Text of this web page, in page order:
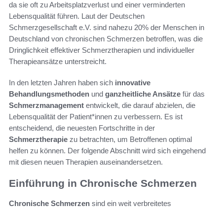
da sie oft zu Arbeitsplatzverlust und einer verminderten
Lebensqualität führen. Laut der Deutschen
Schmerzgesellschaft e.V. sind nahezu 20% der Menschen in
Deutschland von chronischen Schmerzen betroffen, was die
Dringlichkeit effektiver Schmerztherapien und individueller
Therapieansätze unterstreicht.
In den letzten Jahren haben sich innovative
Behandlungsmethoden und ganzheitliche Ansätze für das
Schmerzmanagement entwickelt, die darauf abzielen, die
Lebensqualität der Patient*innen zu verbessern. Es ist
entscheidend, die neuesten Fortschritte in der
Schmerztherapie zu betrachten, um Betroffenen optimal
helfen zu können. Der folgende Abschnitt wird sich eingehend
mit diesen neuen Therapien auseinandersetzen.
Einführung in Chronische Schmerzen
Chronische Schmerzen sind ein weit verbreitetes